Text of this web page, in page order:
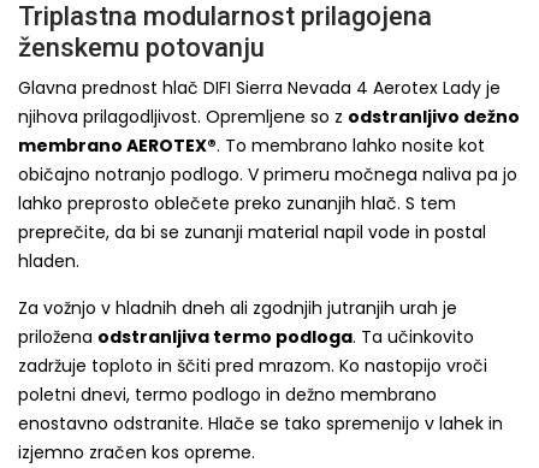
Triplastna modularnost prilagojena
ženskemu potovanju
Glavna prednost hlač DIFI Sierra Nevada 4 Aerotex Lady je
njihova prilagodljivost. Opremljene so z odstranljivo dežno
membrano AEROTEX®. To membrano lahko nosite kot
običajno notranjo podlogo. V primeru močnega naliva pa jo
lahko preprosto oblečete preko zunanjih hlač. S tem
preprečite, da bi se zunanji material napil vode in postal
hladen.
Za vožnjo v hladnih dneh ali zgodnjih jutranjih urah je
priložena odstranljiva termo podloga. Ta učinkovito
zadržuje toploto in ščiti pred mrazom. Ko nastopijo vroči
poletni dnevi, termo podlogo in dežno membrano
enostavno odstranite. Hlače se tako spremenijo v lahek in
izjemno zračen kos opreme.